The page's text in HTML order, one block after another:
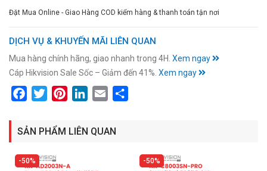
Đặt Mua Online - Giao Hàng COD kiểm hàng & thanh toán tận nơi
DỊCH VỤ & KHUYẾN MÃI LIÊN QUAN
Mua hàng chính hãng, giao nhanh trong 4H. Xem ngay
Cáp Hikvision Sale Sốc – Giảm đến 41%. Xem ngay
FacebookTwitterPinterestLinkedIn
Email
SẢN PHẨM LIÊN QUAN
50% 50%